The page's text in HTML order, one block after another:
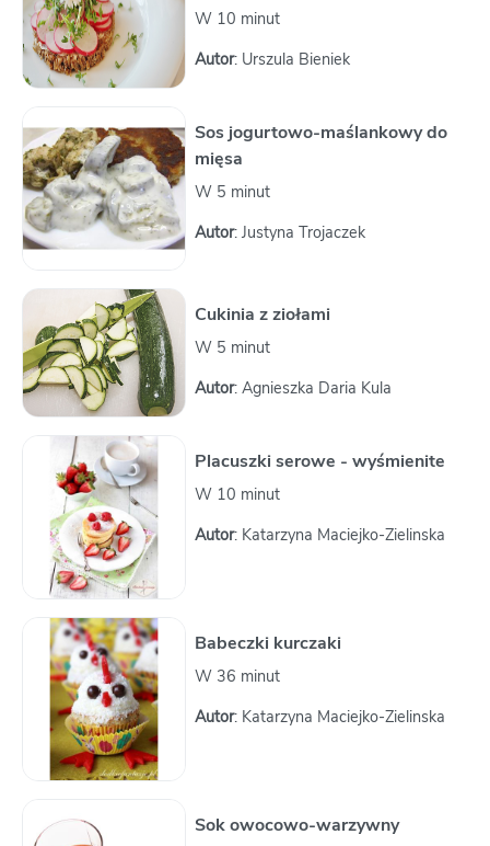
W 10 minut
Autor: Urszula Bieniek
Sos jogurtowo-maślankowy do
mięsa
W 5 minut
Autor: Justyna Trojaczek
Cukinia z ziołami
W 5 minut
Autor: Agnieszka Daria Kula
Placuszki serowe - wyśmienite
W 10 minut
Autor: Katarzyna Maciejko-Zielinska
Babeczki kurczaki
W 36 minut
Autor: Katarzyna Maciejko-Zielinska
Sok owocowo-warzywny